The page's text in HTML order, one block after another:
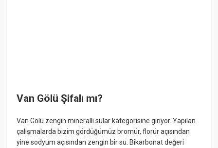
Van Gölü Şifalı mı?
Van Gölü zengin mineralli sular kategorisine giriyor. Yapılan
çalışmalarda bizim gördüğümüz bromür, florür açısından
yine sodyum açısından zengin bir su. Bikarbonat değeri